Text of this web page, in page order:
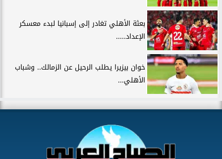
بعثة الأهلي تغادر إلى إسبانيا لبدء معسكر
الإعداد.....
خوان بيزيرا يطلب الرحيل عن الزمالك.. وشباب
الأهلي...